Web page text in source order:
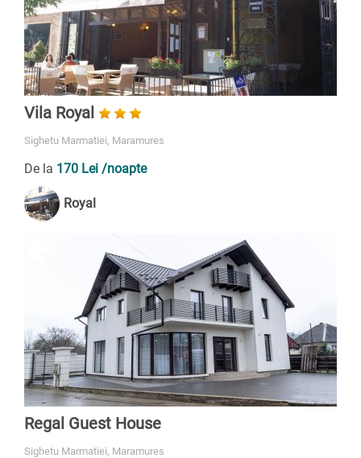
Vila Royal
Sighetu Marmatiei, Maramures
De la 170 Lei /noapte
Royal
Regal Guest House
Sighetu Marmatiei, Maramures